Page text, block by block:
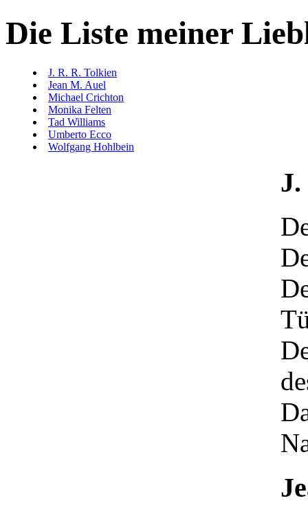
Die Liste meiner
J. R. R. Tolkien
Jean M. Auel
Michael Crichton
Monika Felten
Tad Williams
Umberto Ecco
Wolfgang Hohlbein
J.